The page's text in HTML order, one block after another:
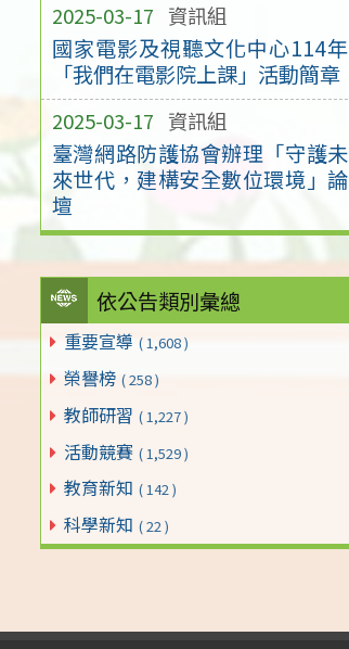
2025-03-17 資訊組
國家電影及視聽文化中心114年
「我們在電影院上課」活動簡章
2025-03-17 資訊組
臺灣網路防護協會辦理「守護未
來世代，建構安全數位環境」論
壇
依公告類別彙總
重要宣導 ( 1,608 )
榮譽榜 ( 258 )
教師研習 ( 1,227 )
活動競賽 ( 1,529 )
教育新知 ( 142 )
科學新知 ( 22 )